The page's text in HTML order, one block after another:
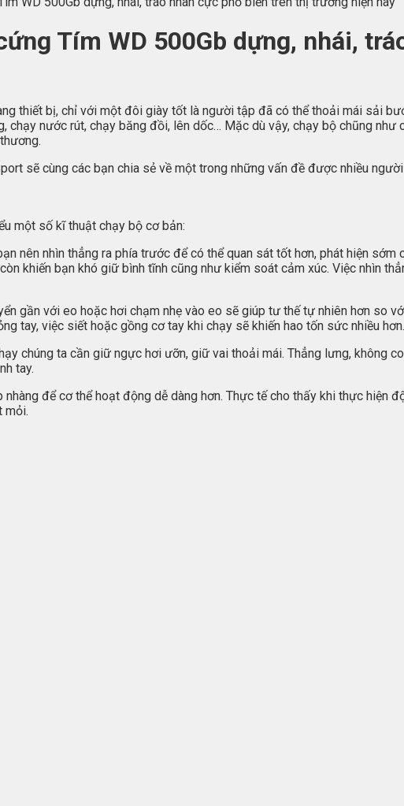
Tím WD 500Gb dựng, nhái,
thiết bị, chỉ với một đôi giày tốt là người tập đã có thể thoải mái sải
chạy nước rút, chạy băng đồi, lên dốc… Mặc dù vậy, chạy bộ chũng
sẽ cùng các bạn chia sẻ về một trong những vấn đề được nhiều
một số kĩ thuật chạy bộ cơ bản:
nên nhìn thẳng ra phía trước để có thể quan sát tốt hơn, phát hiện
khiến bạn khó giữ bình tĩnh cũng như kiểm soát cảm xúc. Việc nhìn
gần với eo hoặc hơi chạm nhẹ vào eo sẽ giúp tư thế tự nhiên hơn so
tay, việc siết hoặc gồng cơ tay khi chạy sẽ khiến hao tốn sức nhiều hơn.
chúng ta cần giữ ngực hơi ưỡn, giữ vai thoải mái. Thẳng lưng, không
tay.
nhàng để cơ thể hoạt động dễ dàng hơn. Thực tế cho thấy khi thực
mỏi.